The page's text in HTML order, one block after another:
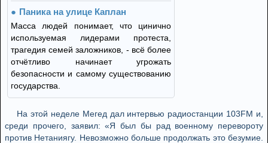
Паника на улице Каплан
Масса людей понимает, что цинично
используемая лидерами протеста,
трагедия семей заложников, - всё более
отчётливо начинает угрожать
безопасности и самому существованию
государства.
На этой неделе Мегед дал интервью радиостанции 103FM и,
среди прочего, заявил: «Я был бы рад военному перевороту
против Нетаниягу. Невозможно больше продолжать это безумие.